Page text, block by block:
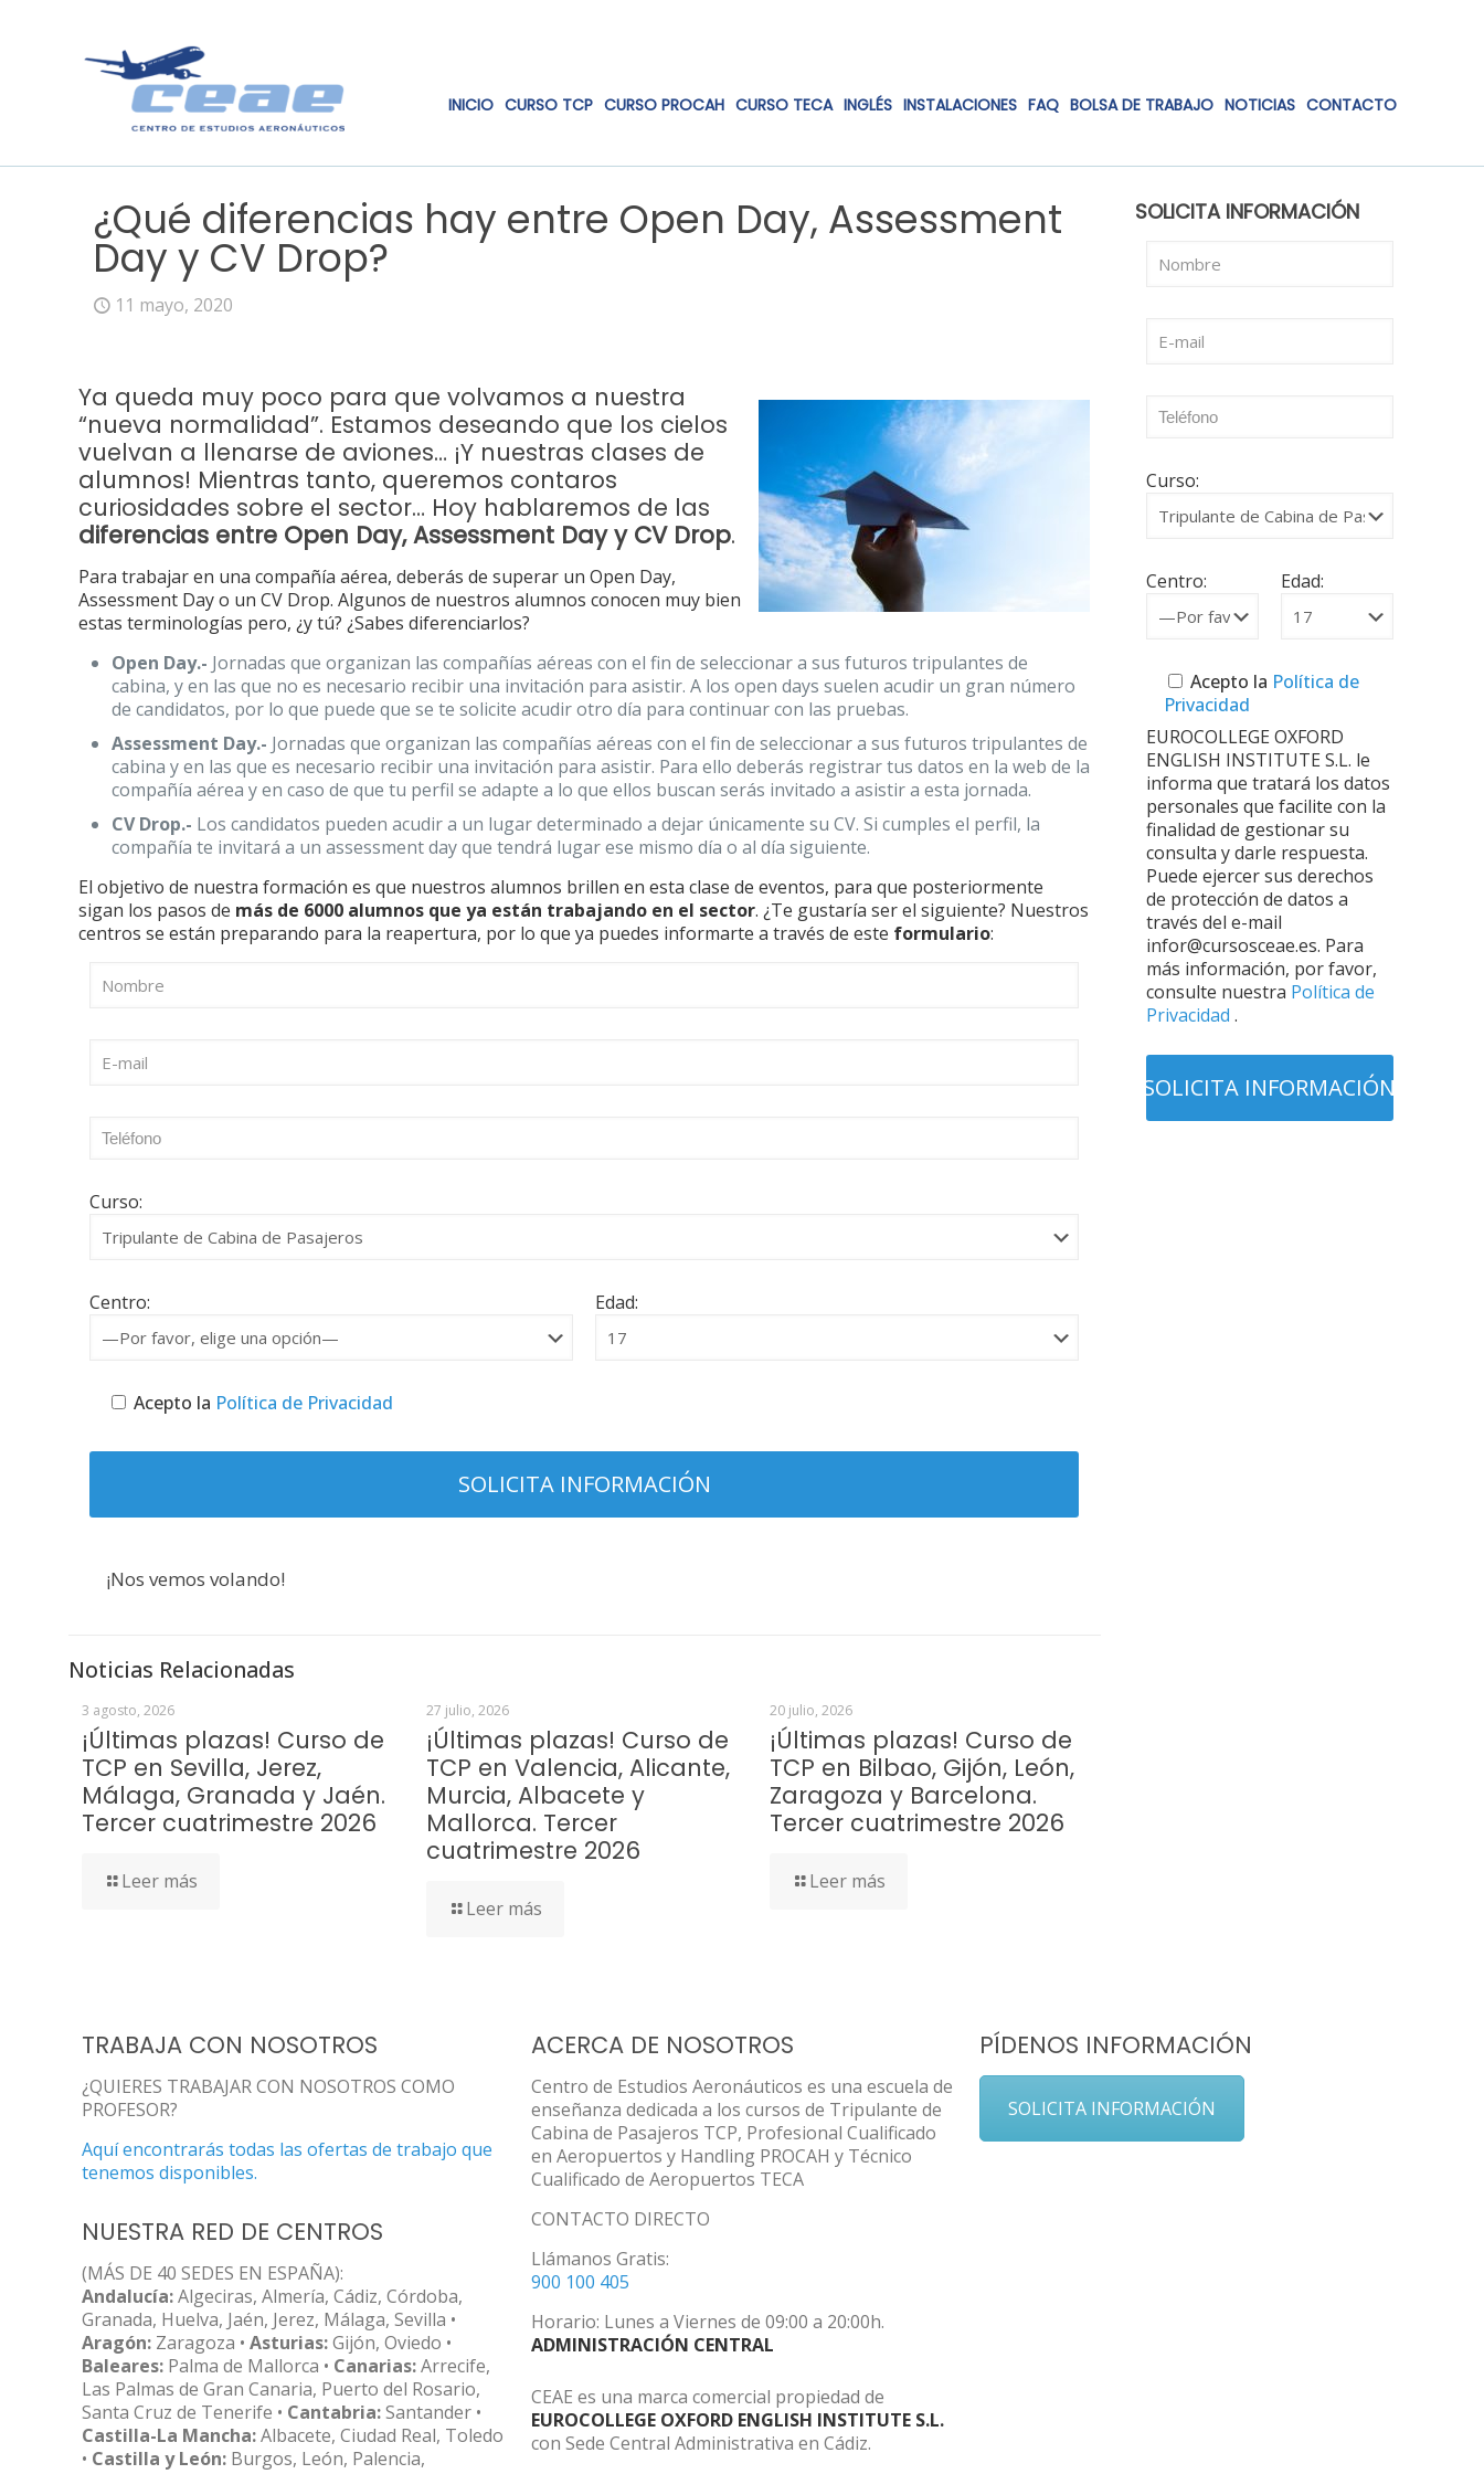
INICIO CURSO TCP CURSO PROCAH CURSO TECA INGLÉS INSTALACIONES FAQ BOLSA DE TRABAJO NOTICIAS CONTACTO
¿Qué diferencias hay entre Open Day, Assessment
Day y CV Drop?
11 mayo, 2020
Ya queda muy poco para que volvamos a nuestra
“nueva normalidad”. Estamos deseando que los cielos
vuelvan a llenarse de aviones… ¡Y nuestras clases de
alumnos! Mientras tanto, queremos contaros
curiosidades sobre el sector… Hoy hablaremos de las
diferencias entre Open Day, Assessment Day y CV Drop.
Para trabajar en una compañía aérea, deberás de superar un Open Day,
Assessment Day o un CV Drop. Algunos de nuestros alumnos conocen muy bien
estas terminologías pero, ¿y tú? ¿Sabes diferenciarlos?
Open Day.- Jornadas que organizan las compañías aéreas con el fin de seleccionar a sus futuros tripulantes de
cabina, y en las que no es necesario recibir una invitación para asistir. A los open days suelen acudir un gran número
de candidatos, por lo que puede que se te solicite acudir otro día para continuar con las pruebas.
Assessment Day.- Jornadas que organizan las compañías aéreas con el fin de seleccionar a sus futuros tripulantes de
cabina y en las que es necesario recibir una invitación para asistir. Para ello deberás registrar tus datos en la web de la
compañía aérea y en caso de que tu perfil se adapte a lo que ellos buscan serás invitado a asistir a esta jornada.
CV Drop.- Los candidatos pueden acudir a un lugar determinado a dejar únicamente su CV. Si cumples el perfil, la
compañía te invitará a un assessment day que tendrá lugar ese mismo día o al día siguiente.
El objetivo de nuestra formación es que nuestros alumnos brillen en esta clase de eventos, para que posteriormente
sigan los pasos de más de 6000 alumnos que ya están trabajando en el sector. ¿Te gustaría ser el siguiente? Nuestros
centros se están preparando para la reapertura, por lo que ya puedes informarte a través de este formulario:
Curso:
Centro: Edad:
Acepto la Política de Privacidad
¡Nos vemos volando!
Noticias Relacionadas
3 agosto, 2026
¡Últimas plazas! Curso de
TCP en Sevilla, Jerez,
Málaga, Granada y Jaén.
Tercer cuatrimestre 2026
Leer más
27 julio, 2026
¡Últimas plazas! Curso de
TCP en Valencia, Alicante,
Murcia, Albacete y
Mallorca. Tercer
cuatrimestre 2026
Leer más
20 julio, 2026
¡Últimas plazas! Curso de
TCP en Bilbao, Gijón, León,
Zaragoza y Barcelona.
Tercer cuatrimestre 2026
Leer más
SOLICITA INFORMACIÓN
Curso:
Centro: Edad:
Acepto la Política de
Privacidad
EUROCOLLEGE OXFORD
ENGLISH INSTITUTE S.L. le
informa que tratará los datos
personales que facilite con la
finalidad de gestionar su
consulta y darle respuesta.
Puede ejercer sus derechos
de protección de datos a
través del e-mail
infor@cursosceae.es. Para
más información, por favor,
consulte nuestra Política de
Privacidad .
TRABAJA CON NOSOTROS
¿QUIERES TRABAJAR CON NOSOTROS COMO
PROFESOR?
Aquí encontrarás todas las ofertas de trabajo que
tenemos disponibles.
NUESTRA RED DE CENTROS
(MÁS DE 40 SEDES EN ESPAÑA):
Andalucía:Algeciras, Almería, Cádiz, Córdoba,
Granada, Huelva, Jaén, Jerez, Málaga, Sevilla •
Aragón: Zaragoza • Asturias:Gijón, Oviedo •
Baleares: Palma de Mallorca • Canarias:Arrecife,
Las Palmas de Gran Canaria, Puerto del Rosario,
Santa Cruz de Tenerife • Cantabria:Santander •
Castilla-La Mancha:Albacete, Ciudad Real, Toledo
• Castilla y León: Burgos, León, Palencia,
ACERCA DE NOSOTROS
Centro de Estudios Aeronáuticos es una escuela de
enseñanza dedicada a los cursos de Tripulante de
Cabina de Pasajeros TCP, Profesional Cualificado
en Aeropuertos y Handling PROCAH y Técnico
Cualificado de Aeropuertos TECA
CONTACTO DIRECTO
Llámanos Gratis:
900 100 405
Horario: Lunes a Viernes de 09:00 a 20:00h.
ADMINISTRACIÓN CENTRAL
CEAE es una marca comercial propiedad de
EUROCOLLEGE OXFORD ENGLISH INSTITUTE S.L.
con Sede Central Administrativa en Cádiz.
PÍDENOS INFORMACIÓN
SOLICITA INFORMACIÓN